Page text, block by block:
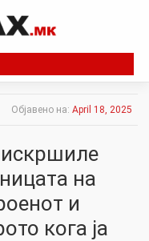
Објавено на: April 18, 2025
искршиле
на
и
кога ја